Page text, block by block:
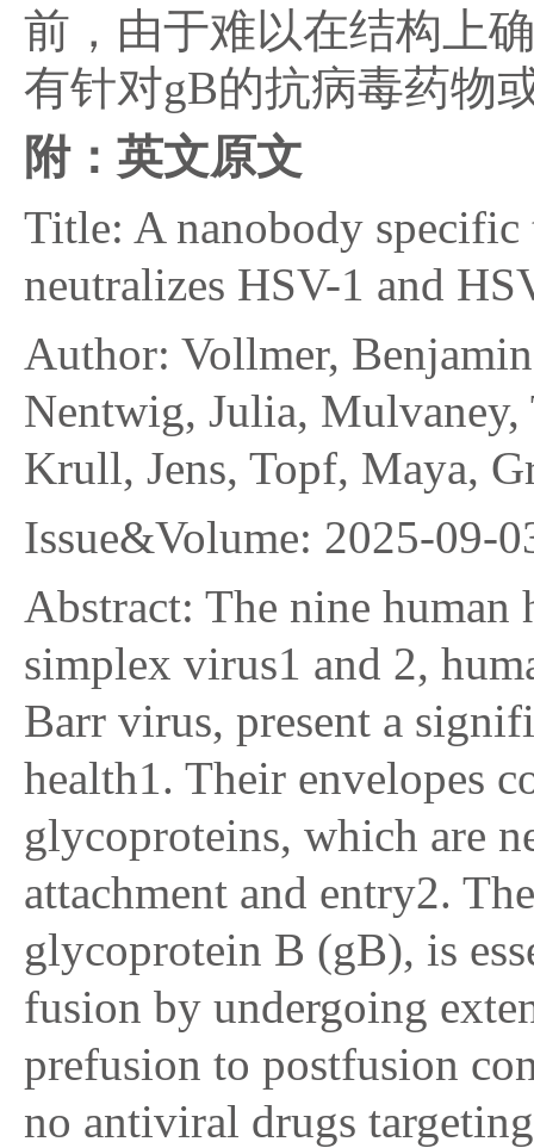
前，由于难以在结构上
有针对gB的抗病毒药物
附：英文原文
Title: A nanobody
neutralizes HSV-1 and
Author: Vollmer,
Nentwig, Julia, Mulvaney,
Krull, Jens, Topf, Maya,
Issue&Volume: 2025-09-
Abstract: The nine human
simplex virus1 and 2,
Barr virus, present a
health1. Their envelopes
glycoproteins, which are
attachment and entry2.
glycoprotein B (gB), is
fusion by undergoing
prefusion to postfusion
no antiviral drugs